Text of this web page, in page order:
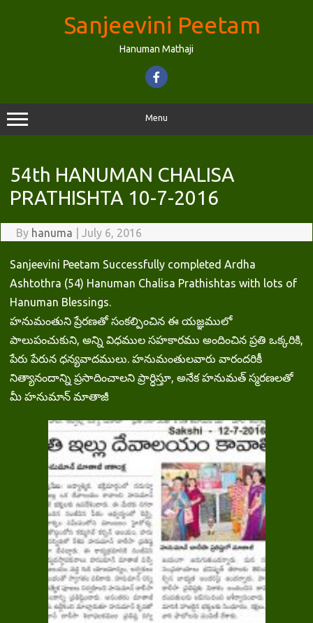
Sanjeevini Peetam
Hanuman Mathaji
Menu
54th HANUMAN CHALISA
PRATHISHTA 10-7-2016
By hanuma July 6, 2016
Sanjeevini Peetam Successfully completed Ardha
Ashtothra (54) Hanuman Chalisa Prathishtas with lots of
Hanuman Blessings.
హనుమంతుని ప్రేరణతో సంకల్పించిన ఈ యజ్ఞములో
పాలుపంచుకుని, అన్ని విధముల సహకారము అందించిన ప్రతి ఒక్కరికి,
పేరు పేరున ధన్యవాదములు. హనుమంతులవారు వారందరికీ
నిత్యానందాన్ని ప్రసాదించాలని ప్రార్ధిస్తూ, అనేక హనుమత్ స్మరణలతో
మీ హనుమాన్ మాతాజీ